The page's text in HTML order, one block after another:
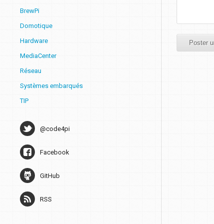
BrewPi
Domotique
Hardware
MediaCenter
Réseau
Systèmes embarqués
TIP
@code4pi
Facebook
GitHub
RSS